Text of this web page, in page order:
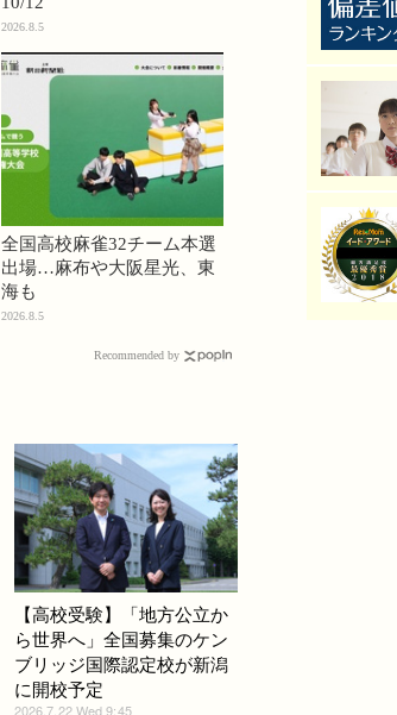
2026.8.5
全国高校麻雀32チーム本選
出場…麻布や大阪星光、東
海も
2026.8.5
Recommended by
【高校受験】「地方公立か
ら世界へ」全国募集のケン
ブリッジ国際認定校が新潟
に開校予定
2026.7.22 Wed 9:45